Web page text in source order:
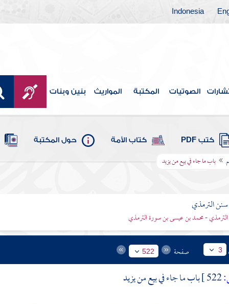
Indonesia
الصوتيات المكتبة المواريث بنين وبنات
كتب PDF كتاب الأمة حول المكتبة
باب ما جاء في بيع من يزيد
سنن الترمذي
الترمذي - محمد بن عيسى بن سورة الترمذي
3 صفحة 522
باب ما جاء في بيع من يزيد